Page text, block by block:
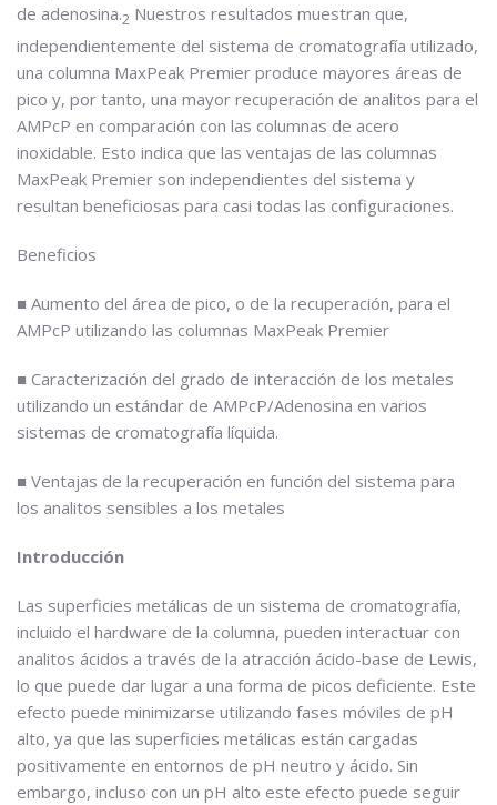
de adenosina.2 Nuestros resultados muestran que,
independientemente del sistema de cromatografía utilizado,
una columna MaxPeak Premier produce mayores áreas de
pico y, por tanto, una mayor recuperación de analitos para el
AMPcP en comparación con las columnas de acero
inoxidable. Esto indica que las ventajas de las columnas
MaxPeak Premier son independientes del sistema y
resultan beneficiosas para casi todas las configuraciones.
Beneficios
■ Aumento del área de pico, o de la recuperación, para el
AMPcP utilizando las columnas MaxPeak Premier
■ Caracterización del grado de interacción de los metales
utilizando un estándar de AMPcP/Adenosina en varios
sistemas de cromatografía líquida.
■ Ventajas de la recuperación en función del sistema para
los analitos sensibles a los metales
Introducción
Las superficies metálicas de un sistema de cromatografía,
incluido el hardware de la columna, pueden interactuar con
analitos ácidos a través de la atracción ácido-base de Lewis,
lo que puede dar lugar a una forma de picos deficiente. Este
efecto puede minimizarse utilizando fases móviles de pH
alto, ya que las superficies metálicas están cargadas
positivamente en entornos de pH neutro y ácido. Sin
embargo, incluso con un pH alto este efecto puede seguir